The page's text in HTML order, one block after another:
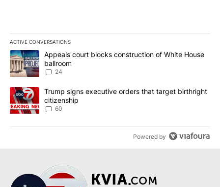
ACTIVE CONVERSATIONS
The following is a list of the most commented articles in the last
A trending article titled "Appeals court blocks construction of
Appeals court blocks construction of White House
ballroom
24
A trending article titled "Trump signs executive orders that
Trump signs executive orders that target birthright
citizenship
60
Powered by